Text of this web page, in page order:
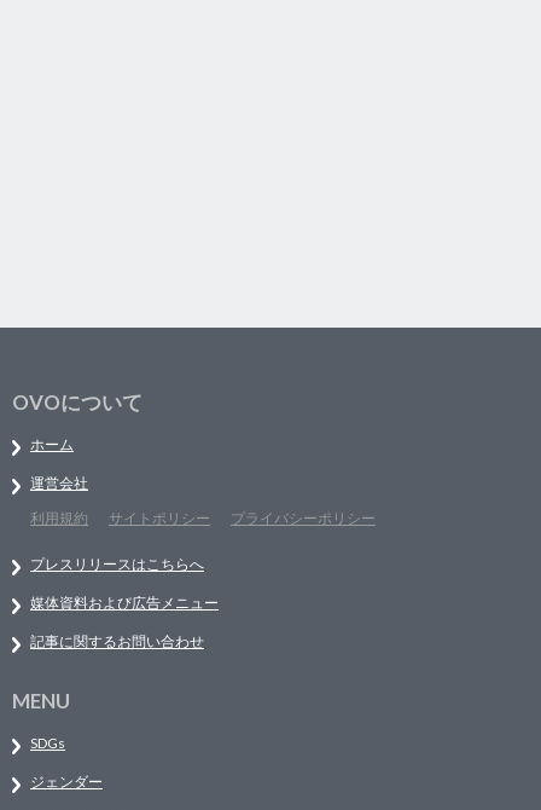
OVOについて
ホーム
運営会社
利用規約
サイトポリシー プライバシーポリシー
プレスリリースはこちらへ
媒体資料および広告メニュー
記事に関するお問い合わせ
MENU
SDGs
ジェンダー